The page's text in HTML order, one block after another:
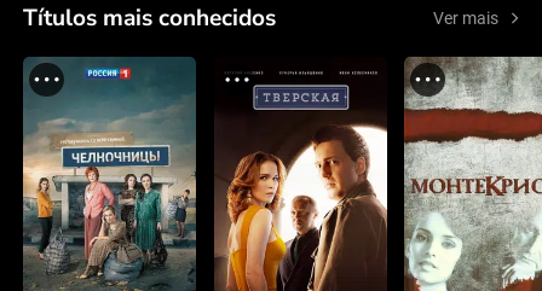
Títulos mais conhecidos Ver mais